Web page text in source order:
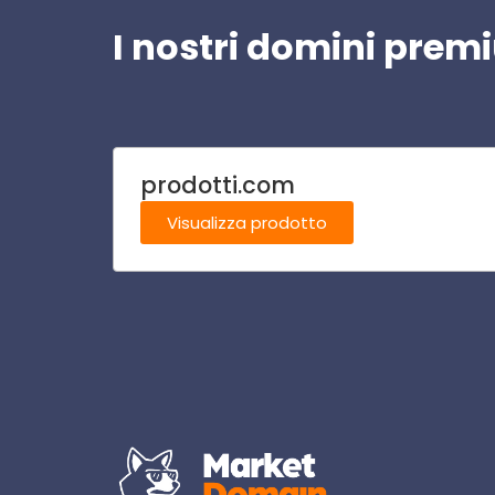
I nostri domini
prodotti.com
Visualizza prodotto